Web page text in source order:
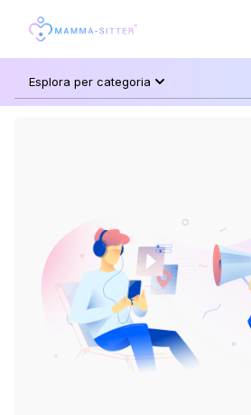
Esplora per categoria